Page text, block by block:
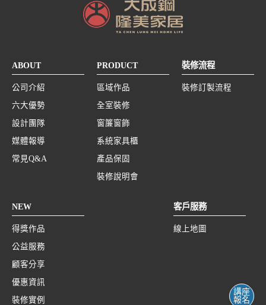
ABOUT
公司介紹
六大優勢
設計團隊
媒體報導
常見Q&A
PRODUCT
區域作品
全室裝修
窗簾窗飾
系統家具櫃
產品保固
裝修說明會
裝修流程
裝修訂製流程
NEW
得獎作品
公益服務
顧客分享
優惠資訊
裝修實例
客戶服務
線上地圖
講座
報名